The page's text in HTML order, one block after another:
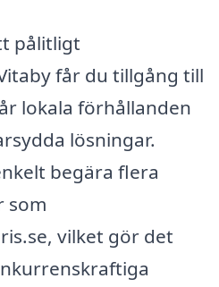
pålitligt
får du tillgång till
lokala förhållanden
lösningar.
begära flera
som
vilket gör det